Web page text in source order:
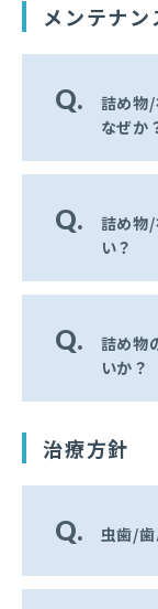
メンテナン
Q.
詰め物
なぜか
Q.
詰め物
い？
Q.
詰め物
いか？
治療方針
Q. 虫歯/